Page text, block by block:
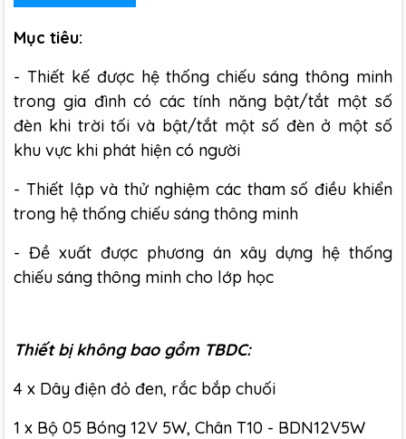
Mục tiêu:
- Thiết kế được hệ thống chiếu sáng thông minh
trong gia đình có các tính năng bật/tắt một số
đèn khi trời tối và bật/tắt một số đèn ở một số
khu vực khi phát hiện có người
- Thiết lập và thử nghiệm các tham số điều khiển
trong hệ thống chiếu sáng thông minh
- Đề xuất được phương án xây dựng hệ thống
chiếu sáng thông minh cho lớp học
Thiết bị không bao gồm TBDC:
4 x Dây điện đỏ đen, rắc bắp chuối
1 x Bộ 05 Bóng 12V 5W, Chân T10 - BDN12V5W